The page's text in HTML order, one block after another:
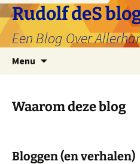
Ga
naar
de
inhoud
Rudolf deS
Een Blog Over
Menu
Waarom deze blog
Bloggen (en verhalen)